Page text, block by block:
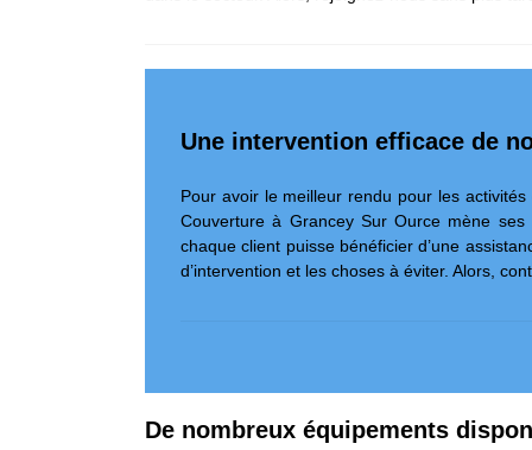
Une intervention efficace de
Pour avoir le meilleur rendu pour les
Couverture à Grancey Sur Ource mène
chaque client puisse bénéficier d’une
d’intervention et les choses à éviter. Alors,
De nombreux équipements